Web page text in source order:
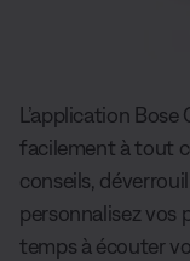
L’application
facilement à tout
conseils,
personnalisez vos
temps à écouter